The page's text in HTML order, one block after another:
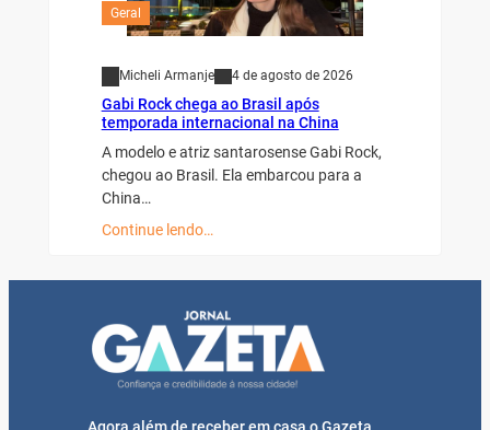
Geral
Micheli Armanje 4 de agosto de 2026
Gabi Rock chega ao Brasil após
temporada internacional na China
A modelo e atriz santarosense Gabi Rock,
chegou ao Brasil. Ela embarcou para a
China…
Continue lendo…